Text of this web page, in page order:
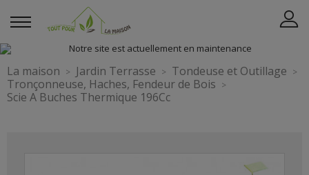
La maison Jardin Terrasse
Tondeuse et Outillage
Tronçonneuse, Haches, Fendeur de Bois
Scie A Buches Thermique 196Cc